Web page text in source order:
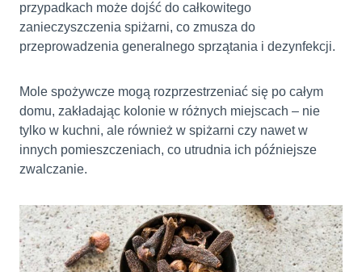
przypadkach może dojść do całkowitego
zanieczyszczenia spiżarni, co zmusza do
przeprowadzenia generalnego sprzątania i dezynfekcji.
Mole spożywcze mogą rozprzestrzeniać się po całym
domu, zakładając kolonie w różnych miejscach – nie
tylko w kuchni, ale również w spiżarni czy nawet w
innych pomieszczeniach, co utrudnia ich późniejsze
zwalczanie.